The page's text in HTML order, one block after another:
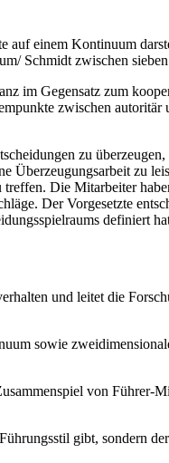
einem Kontinuum
Schmidt zwischen
im Gegensatz zum
zwischen
zu
Überzeugungsarbeit zu
Die Mitarbeiter
Der Vorgesetzte
definiert
und leitet die
sowie
von Führer-
gibt, sondern